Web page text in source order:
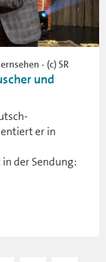
- (c) SR
und
er in
der Sendung: